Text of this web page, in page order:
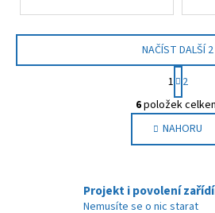
O
v
l
á
a
c
NAČÍST DALŠÍ 2
S
t
r
á
n
k
á
n
1
2
6položek
NAHORU
Projekt i povolení
Nemusíte se o nic starat